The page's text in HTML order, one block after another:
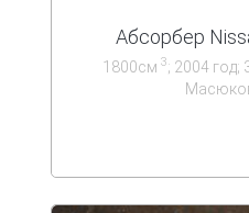
Абсорбер
1800см 3; 2004 год;